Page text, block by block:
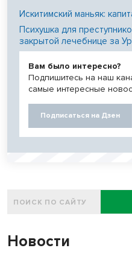
Искитимский маньяк:
Психушка для
закрытой лечебнице за
Вам было интересно?
Подпишитесь на наш
самые интересные
Подписаться на Дзен
Новости